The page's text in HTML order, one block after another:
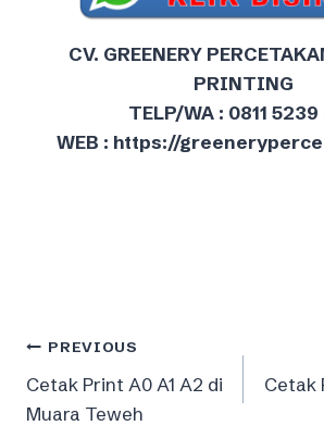
CV. GREENERY
PRINTING
TELP/WA : 0811
WEB : https://
Post
navigation
PREVIOUS
Cetak Print A0 A1 A2 di
Muara Teweh
Cetak